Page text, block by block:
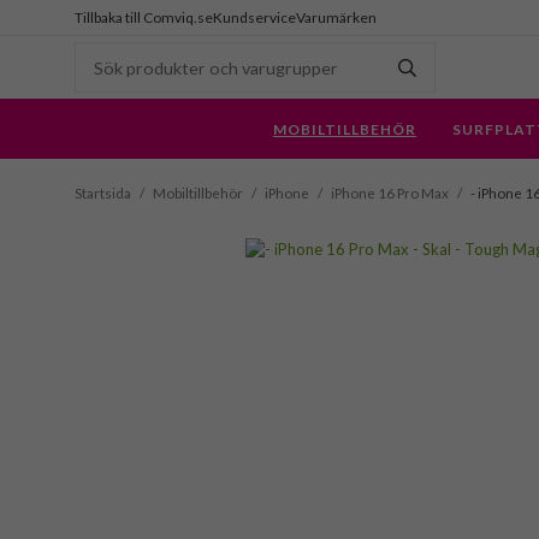
Tillbaka till Comviq.seKundserviceVarumärken
MOBILTILLBEHÖR
Startsida / Mobiltillbehör / iPhone / iPhone 16 Pro Max / - iPhone